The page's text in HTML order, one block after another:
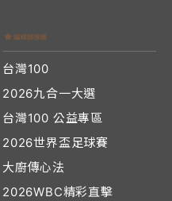
台灣100
2026九合一大選
台灣100 公益專區
2026世界盃足球賽
大廚傳心法
2026WBC精彩直擊